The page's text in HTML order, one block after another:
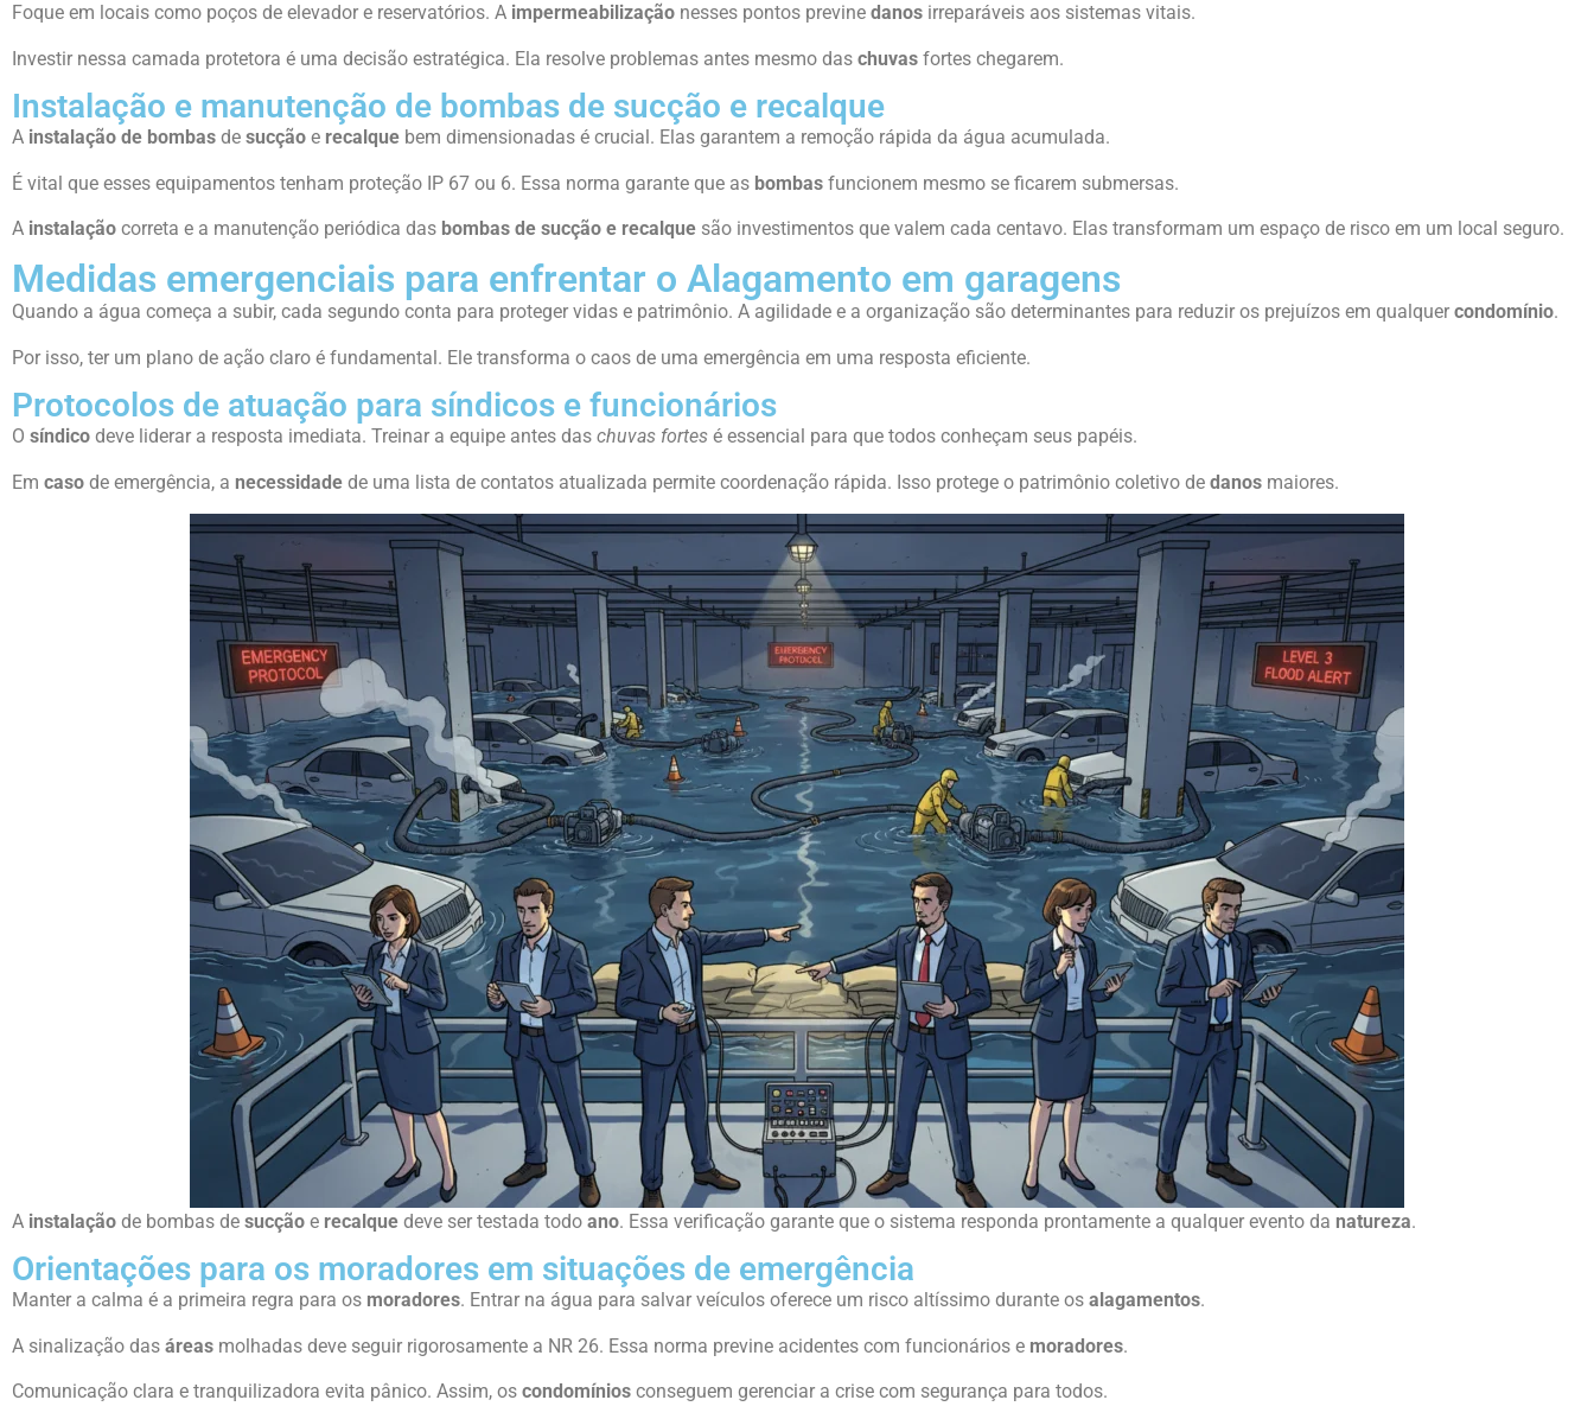
Foque em locais como poços de elevador e reservatórios. A impermeabilização nesses pontos previne danos irreparáveis aos sistemas vitais.
Investir nessa camada protetora é uma decisão estratégica. Ela resolve problemas antes mesmo das chuvas fortes chegarem.
Instalação e manutenção de bombas de sucção e recalque
A instalação de bombas de sucção e recalque bem dimensionadas é crucial. Elas garantem a remoção rápida da água acumulada.
É vital que esses equipamentos tenham proteção IP 67 ou 6. Essa norma garante que as bombas funcionem mesmo se ficarem submersas.
A instalação correta e a manutenção periódica das bombas de sucção e recalque são investimentos que valem cada centavo. Elas transformam um espaço de risco em um local seguro.
Medidas emergenciais para enfrentar o Alagamento em garagens
Quando a água começa a subir, cada segundo conta para proteger vidas e patrimônio. A agilidade e a organização são determinantes para reduzir os prejuízos em qualquer condomínio.
Por isso, ter um plano de ação claro é fundamental. Ele transforma o caos de uma emergência em uma resposta eficiente.
Protocolos de atuação para síndicos e funcionários
O síndico deve liderar a resposta imediata. Treinar a equipe antes das chuvas fortes é essencial para que todos conheçam seus papéis.
Em caso de emergência, a necessidade de uma lista de contatos atualizada permite coordenação rápida. Isso protege o patrimônio coletivo de danos maiores.
A instalação de bombas de sucção e recalque deve ser testada todo ano. Essa verificação garante que o sistema responda prontamente a qualquer evento da natureza.
Orientações para os moradores em situações de emergência
Manter a calma é a primeira regra para os moradores. Entrar na água para salvar veículos oferece um risco altíssimo durante os alagamentos.
A sinalização das áreas molhadas deve seguir rigorosamente a NR 26. Essa norma previne acidentes com funcionários e moradores.
Comunicação clara e tranquilizadora evita pânico. Assim, os condomínios conseguem gerenciar a crise com segurança para todos.